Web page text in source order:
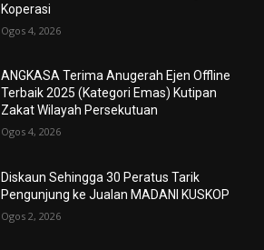
Koperasi
Ogos 4, 2026
ANGKASA Terima Anugerah Ejen Offline
Terbaik 2025 (Kategori Emas) Kutipan
Zakat Wilayah Persekutuan
Ogos 4, 2026
Diskaun Sehingga 30 Peratus Tarik
Pengunjung ke Jualan MADANI KUSKOP
Ogos 2, 2026